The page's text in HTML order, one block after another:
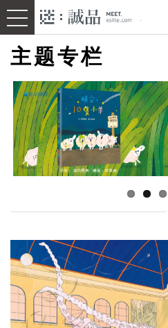
主题专栏